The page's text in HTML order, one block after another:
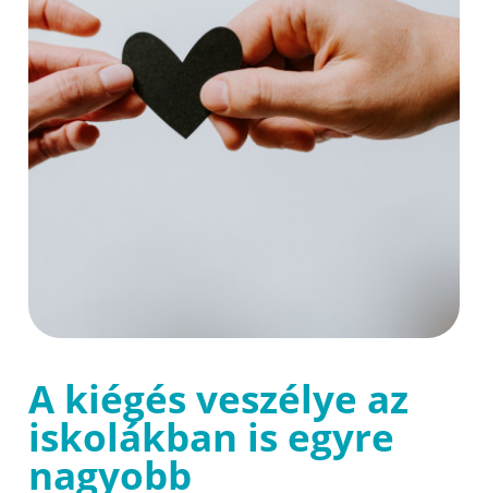
A kiégés veszélye az
iskolákban is egyre
nagyobb